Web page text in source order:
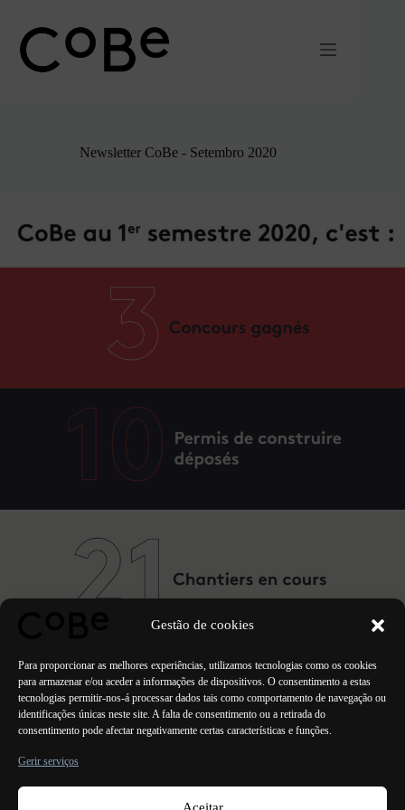
Gestão de cookies
Para proporcionar as melhores experiências, utilizamos tecnologias como os cookies
para armazenar e/ou aceder a informações de dispositivos. O consentimento a estas
tecnologias permitir-nos-á processar dados tais como comportamento de navegação ou
identificações únicas neste site. A falta de consentimento ou a retirada do
consentimento pode afectar negativamente certas características e funções.
Gerir serviços
Aceitar
conteúdo
Newsletter CoBe - Setembro 2020
-> VER A NEWSLETTER
ANTERIOR PRÓXIMO